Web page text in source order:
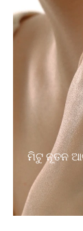
ମିଟୁ ନୂତନ